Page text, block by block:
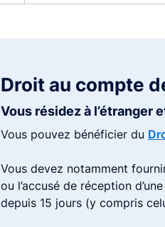
Droit au compte
Vous résidez à l’étranger
Vous pouvez bénéficier du
Vous devez notamment
ou l’accusé de réception
depuis 15 jours (y compris